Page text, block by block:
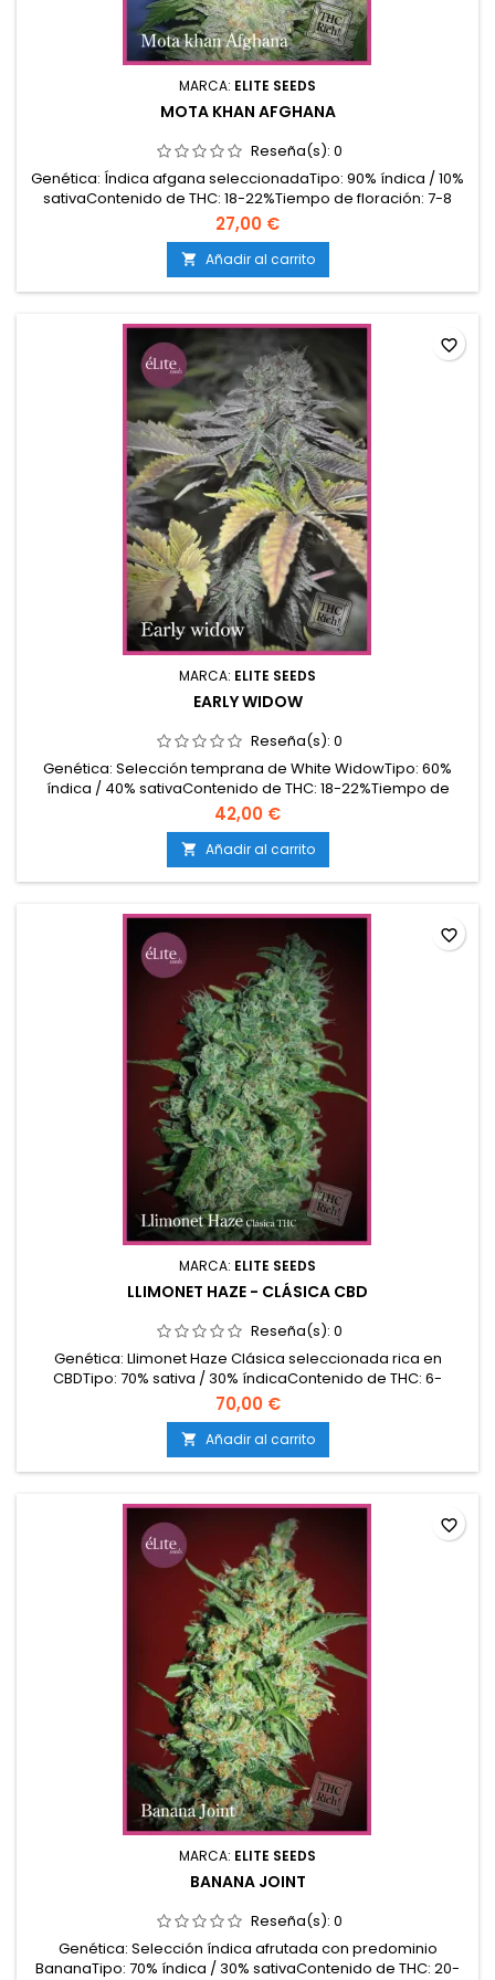
MARCA: ELITE SEEDS
MOTA KHAN AFGHANA
Reseña(s): 0
Genética: Índica afgana seleccionadaTipo: 90% índica / 10%
sativaContenido de THC: 18-22%Tiempo de floración: 7-8
semanas en interiorProducción en interior: 450-550
g/m²Producción en exterior: 600-800 g/planta (lista a finales
de septiembre)Altura: 90-120 cm en interior; hasta 180 cm en
exteriorAromas y sabores: Intensos y terrosos,...
27,00 €
 Añadir al carrito
MARCA: ELITE SEEDS
EARLY WIDOW
Reseña(s): 0
Genética: Selección temprana de White WidowTipo: 60%
índica / 40% sativaContenido de THC: 18-22%Tiempo de
floración: 7-8 semanas en interiorProducción en
interior: 450-550 g/m²Producción en exterior: 600-800
g/planta (lista a finales de septiembre)Altura: 90-130 cm en
interior; hasta 180 cm en exteriorAromas y sabores: Intensos
y...
42,00 €
 Añadir al carrito
favorite_border
MARCA: ELITE SEEDS
LLIMONET HAZE - CLÁSICA CBD
Reseña(s): 0
Genética: Llimonet Haze Clásica seleccionada rica en
CBDTipo: 70% sativa / 30% índicaContenido de THC: 6-
9%Contenido de CBD: 8-12%Tiempo de floración: 9-10
semanas en interiorProducción en interior: 450-550
g/m²Producción en exterior: 600-800 g/planta (lista a
mediados de octubre)Altura: 120-160 cm en interior; hasta
220 cm en...
70,00 €
 Añadir al carrito
favorite_border
MARCA: ELITE SEEDS
BANANA JOINT
Reseña(s): 0
Genética: Selección índica afrutada con predominio
BananaTipo: 70% índica / 30% sativaContenido de THC: 20-
favorite_border